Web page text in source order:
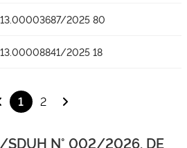
2025 80
2025 18
1 2
SDUH N° 002/2026, DE